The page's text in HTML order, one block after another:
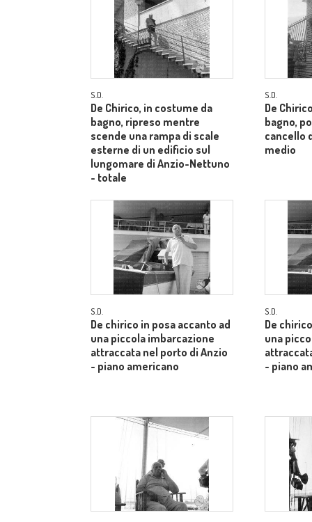
S.D.
De Chirico, in costume da
bagno, ripreso mentre
scende una rampa di scale
esterne di un edificio sul
lungomare di Anzio-Nettuno
- totale
S.D.
De
bagno,
cancello
medio
S.D.
De chirico in posa accanto ad
una piccola imbarcazione
attraccata nel porto di Anzio
- piano americano
S.D.
De
una
- piano